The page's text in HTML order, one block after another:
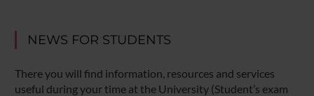
NEWS FOR STUDENTS
There you will find information, resources and services
useful during your time at the University (Student’s exam